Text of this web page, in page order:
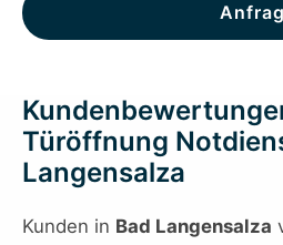
Türöffnung
Langensalza
Kunden in Bad Langensalza